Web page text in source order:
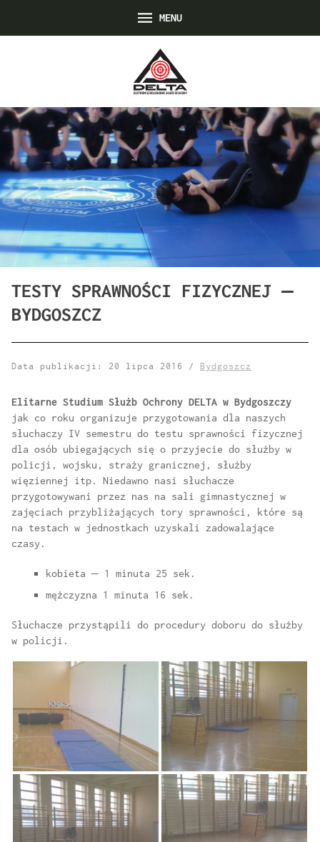
MENU
TESTY SPRAWNOŚCI FIZYCZNEJ –
BYDGOSZCZ
Data publikacji: 20 lipca 2016 / Bydgoszcz
Elitarne Studium Służb Ochrony DELTA w Bydgoszczy
jak co roku organizuje przygotowania dla naszych
słuchaczy IV semestru do testu sprawności fizycznej
dla osób ubiegających się o przyjecie do służby w
policji, wojsku, straży granicznej, służby
więziennej itp. Niedawno nasi słuchacze
przygotowywani przez nas na sali gimnastycznej w
zajęciach przybliżających tory sprawności, które są
na testach w jednostkach uzyskali zadowalające
czasy.
kobieta – 1 minuta 25 sek.
mężczyzna 1 minuta 16 sek.
Słuchacze przystąpili do procedury doboru do służby
w policji.